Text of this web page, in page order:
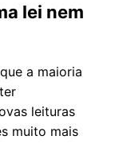
lei nem
a maioria
leituras
muito mais